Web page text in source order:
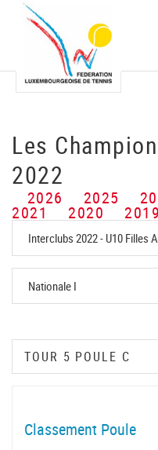
Les
2022
2026 2025
2021 2020 2019
Classement Poule